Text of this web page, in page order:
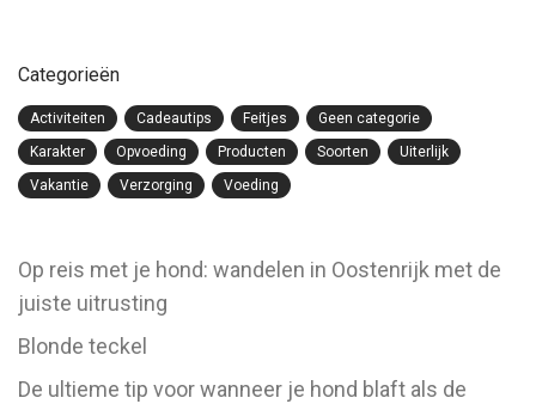
Categorieën
Activiteiten Cadeautips Feitjes
Geen categorie
Karakter
Opvoeding Producten Soorten
Uiterlijk
Vakantie
Verzorging Voeding
Op reis met je hond: wandelen in Oostenrijk met de
juiste uitrusting
Blonde teckel
De ultieme tip voor wanneer je hond blaft als de